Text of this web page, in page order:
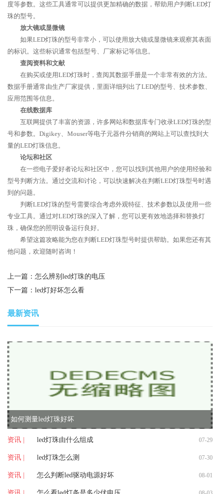
度等参数。这些工具通常可以提供更加精确的数据，帮助用户判断LED灯
珠的型号。
放大镜或显微镜
如果LED灯珠的型号非常小，可以使用放大镜或显微镜来观察其表面
的标识。这些标识通常包括型号、厂家标记等信息。
查阅资料和文献
在购买或使用LED灯珠时，查阅其数据手册是一个非常有效的方法。
数据手册通常由生产厂家提供，里面详细列出了LED的型号、技术参数、
应用范围等信息。
在线数据库
互联网提供了丰富的资源，许多网站和数据库专门收录LED灯珠的型
号和参数。Digikey、Mouser等电子元器件分销商的网站上可以查找到大
量的LED灯珠信息。
论坛和社区
在一些电子爱好者论坛和社区中，您可以找到其他用户的使用经验和
型号判断方法。通过交流和讨论，可以快速解决在判断LED灯珠型号时遇
到的问题。
判断LED灯珠的型号需要综合考虑外观特征、技术参数以及使用一些
专业工具。通过对LED灯珠的深入了解，您可以更有效地选择和替换灯
珠，确保您的照明设备运行良好。
希望这篇攻略能为您在判断LED灯珠型号时提供帮助。如果您还有其
他问题，欢迎随时咨询！
上一篇： 怎么辨别led灯珠的电压
下一篇： led灯好坏怎么看
最新资讯
如何测量led灯珠好坏
资讯 | led灯珠由什么组成 07-29
资讯 | led灯珠怎么测 07-30
资讯 | 怎么判断led驱动电源好坏 08-01